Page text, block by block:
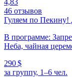
46 отзывов
Гуляем по Пекину!
В программе:
Неба, чайная
290 $
за группу, 1–6 чел.